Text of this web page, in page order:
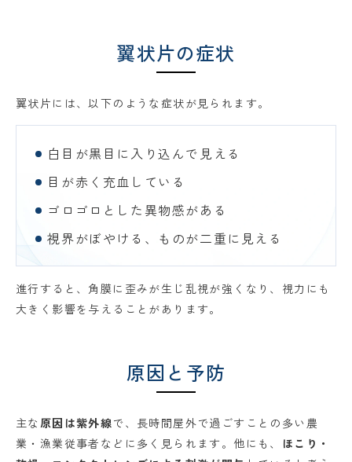
翼状片の症状
翼状片には、以下のような症状が見られます。
白目が黒目に入り込んで見える
目が赤く充血している
ゴロゴロとした異物感がある
視界がぼやける、ものが二重に見える
進行すると、角膜に歪みが生じ乱視が強くなり、視力にも
大きく影響を与えることがあります。
原因と予防
主な 原因は紫外線で、長時間屋外で過ごすことの多い農
業・漁業従事者などに多く見られます。他にも、
ほこり・